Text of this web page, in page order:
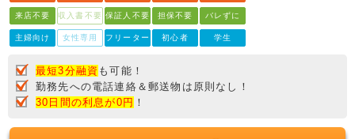
来店不要 収入書不要 保証人不要 担保不要 バレずに
主婦向け 女性専用 フリーター 初心者 学生
最短3分融資 も可能！
勤務先への電話連絡＆郵送物は原則なし！
30日間の利息が0円 ！